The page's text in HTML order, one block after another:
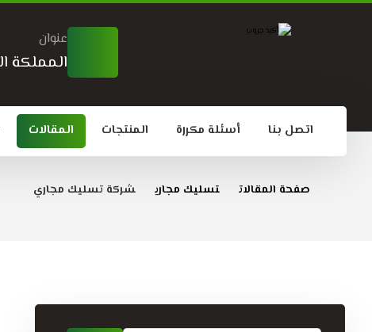
عنوان
المملكة
المقالات المنتجات أسئلة مكررة اتصل بنا
صفحة المقالات تسليك مجاري شركة تسليك مجاري